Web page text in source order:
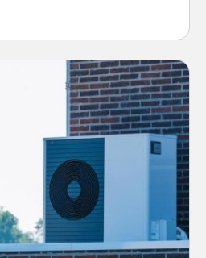
système de